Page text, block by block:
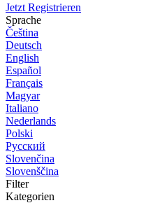
Jetzt Registrieren
Sprache
Čeština
Deutsch
English
Español
Français
Magyar
Italiano
Nederlands
Polski
Русский
Slovenčina
Slovenščina
Filter
Kategorien